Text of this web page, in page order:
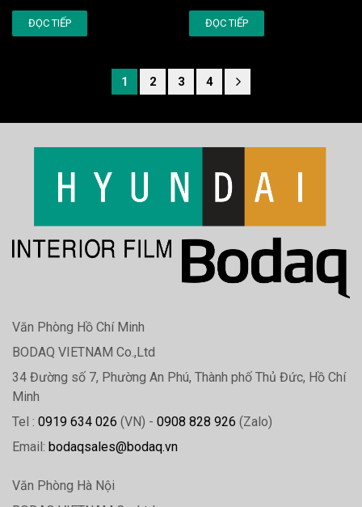
ĐỌC TIẾP ĐỌC TIẾP
1 2 3 4
Văn Phòng Hồ Chí Minh
BODAQ VIETNAM Co.,Ltd
34 Đường số 7, Phường An Phú, Thành phố Thủ Đức, Hồ Chí
Minh
Tel : 0919 634 026 (VN) - 0908 828 926 (Zalo)
Email: bodaqsales@bodaq.vn
Văn Phòng Hà Nội